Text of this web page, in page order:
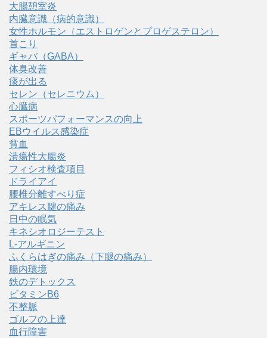
大腸憩室炎
内臓意識（病的意識）
女性ホルモン（エストロゲンとプロゲステロン）
首こり
ギャバ（GABA）
体臭改善
痰が出る
セレン（セレニウム）
心臓病
スポーツパフォーマンスの向上
EBウイルス感染症
貧血
潰瘍性大腸炎
フィシオ検査項目
ドライアイ
腰椎分離すべり症
アキレス腱の痛み
日中の眠気
キネシオロジーテスト
L-アルギニン
ふくらはぎの痛み（下腿の痛み）
腸内環境
鉄のデトックス
ビタミンB6
不整脈
ゴルフの上達
血行障害